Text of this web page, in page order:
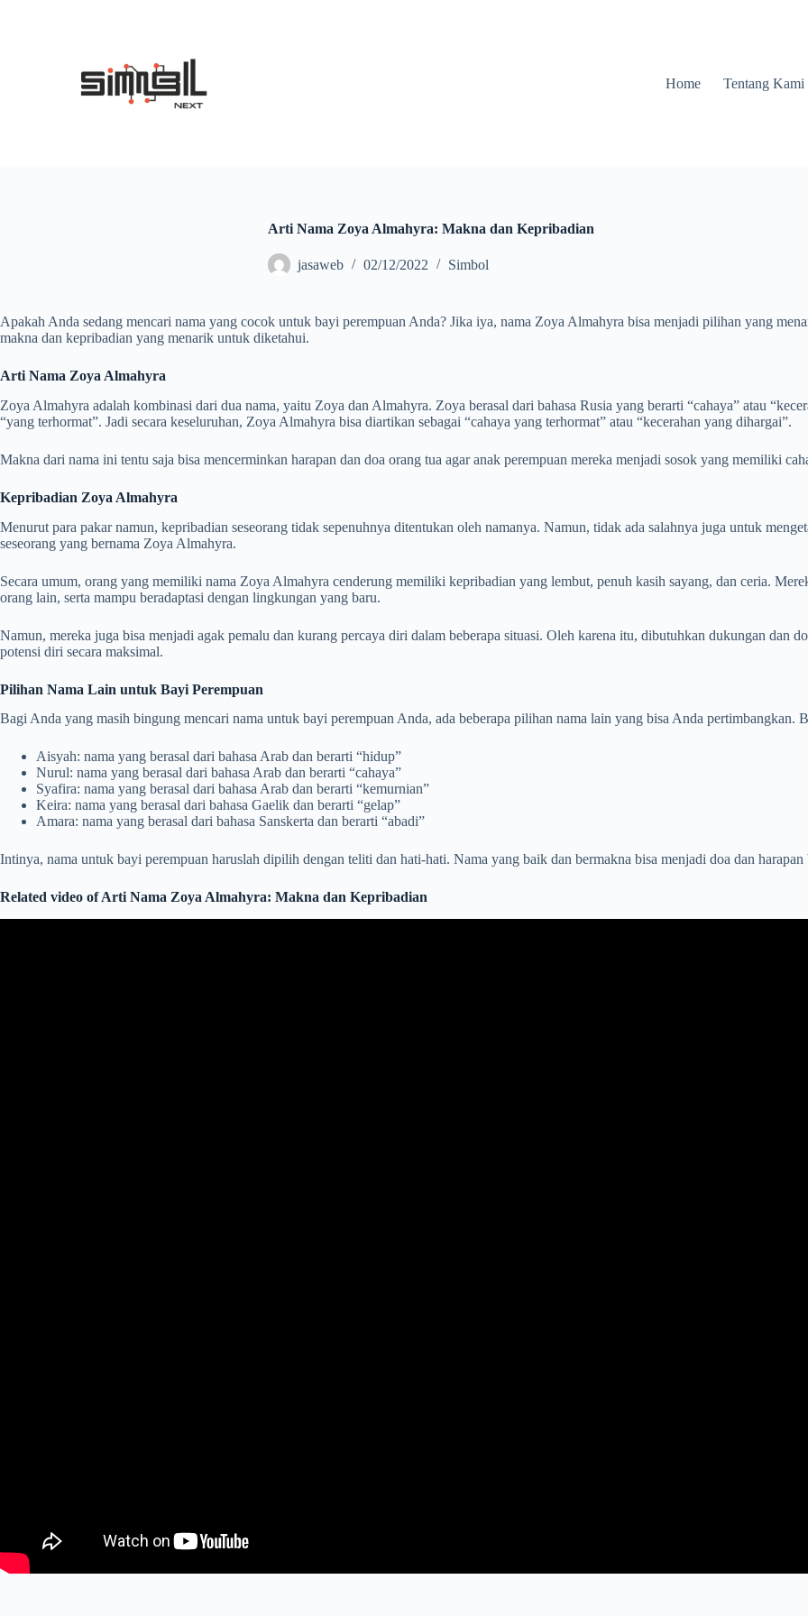
Home Tentang Kami
Arti Nama Zoya Almahyra: Makna dan Kepribadian
jasaweb 02/12/2022 Simbol
Apakah Anda sedang mencari nama yang cocok untuk bayi perempuan Anda? Jika iya, nama Zoya Almahyra bisa menjadi pilihan yang
makna dan kepribadian yang menarik untuk diketahui.
Arti Nama Zoya Almahyra
Zoya Almahyra adalah kombinasi dari dua nama, yaitu Zoya dan Almahyra. Zoya berasal dari bahasa Rusia yang berarti “cahaya” atau
“yang terhormat”. Jadi secara keseluruhan, Zoya Almahyra bisa diartikan sebagai “cahaya yang terhormat” atau “kecerahan yang dihargai”.
Makna dari nama ini tentu saja bisa mencerminkan harapan dan doa orang tua agar anak perempuan mereka menjadi sosok yang memiliki
Kepribadian Zoya Almahyra
Menurut para pakar namun, kepribadian seseorang tidak sepenuhnya ditentukan oleh namanya. Namun, tidak ada salahnya juga untuk
seseorang yang bernama Zoya Almahyra.
Secara umum, orang yang memiliki nama Zoya Almahyra cenderung memiliki kepribadian yang lembut, penuh kasih sayang, dan ceria.
orang lain, serta mampu beradaptasi dengan lingkungan yang baru.
Namun, mereka juga bisa menjadi agak pemalu dan kurang percaya diri dalam beberapa situasi. Oleh karena itu, dibutuhkan dukungan dan
potensi diri secara maksimal.
Pilihan Nama Lain untuk Bayi Perempuan
Bagi Anda yang masih bingung mencari nama untuk bayi perempuan Anda, ada beberapa pilihan nama lain yang bisa Anda pertimbangkan.
Aisyah: nama yang berasal dari bahasa Arab dan berarti “hidup”
Nurul: nama yang berasal dari bahasa Arab dan berarti “cahaya”
Syafira: nama yang berasal dari bahasa Arab dan berarti “kemurnian”
Keira: nama yang berasal dari bahasa Gaelik dan berarti “gelap”
Amara: nama yang berasal dari bahasa Sanskerta dan berarti “abadi”
Intinya, nama untuk bayi perempuan haruslah dipilih dengan teliti dan hati-hati. Nama yang baik dan bermakna bisa menjadi doa dan harapan
Related video of Arti Nama Zoya Almahyra: Makna dan Kepribadian